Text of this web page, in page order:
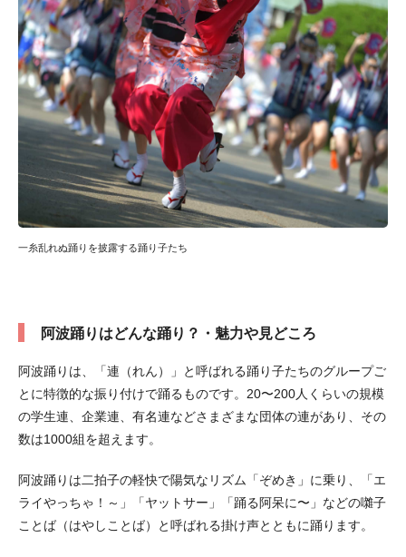
一糸乱れぬ踊りを披露する踊り子たち
阿波踊りはどんな踊り？・魅力や見どころ
阿波踊りは、「連（れん）」と呼ばれる踊り子たちのグループご
とに特徴的な振り付けで踊るものです。20〜200人くらいの規模
の学生連、企業連、有名連などさまざまな団体の連があり、その
数は1000組を超えます。
阿波踊りは二拍子の軽快で陽気なリズム「ぞめき」に乗り、「エ
ライやっちゃ！～」「ヤットサー」「踊る阿呆に〜」などの囃子
ことば（はやしことば）と呼ばれる掛け声とともに踊ります。